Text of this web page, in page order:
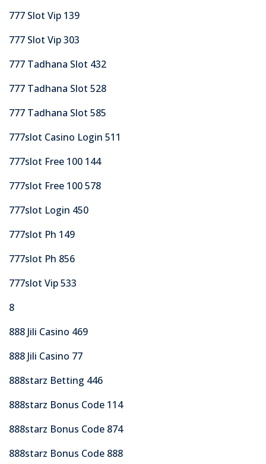
777 Slot Vip 139
777 Slot Vip 303
777 Tadhana Slot 432
777 Tadhana Slot 528
777 Tadhana Slot 585
777slot Casino Login 511
777slot Free 100 144
777slot Free 100 578
777slot Login 450
777slot Ph 149
777slot Ph 856
777slot Vip 533
8
888 Jili Casino 469
888 Jili Casino 77
888starz Betting 446
888starz Bonus Code 114
888starz Bonus Code 874
888starz Bonus Code 888